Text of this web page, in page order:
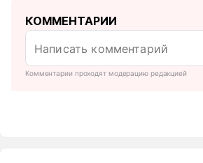
КОММЕНТАРИИ
Комментарии проходят модерацию редакцией